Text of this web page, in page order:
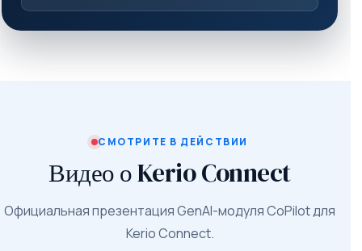
СМОТРИТЕ В ДЕЙСТВИИ
Видео о Kerio Connect
Официальная презентация GenAI-модуля CoPilot для
Kerio Connect.